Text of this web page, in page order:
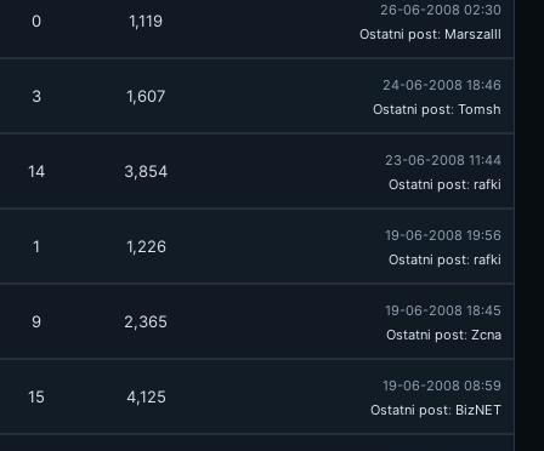
0 1,119
26-06-2008 02:30
Ostatni post: Marszalll
3 1,607
24-06-2008 18:46
Ostatni post: Tomsh
14 3,854
23-06-2008 11:44
Ostatni post: rafki
1 1,226
19-06-2008 19:56
Ostatni post: rafki
9 2,365
19-06-2008 18:45
Ostatni post: Zcna
15 4,125
19-06-2008 08:59
Ostatni post: BizNET